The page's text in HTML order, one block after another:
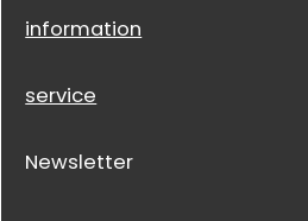
information
service
Newsletter